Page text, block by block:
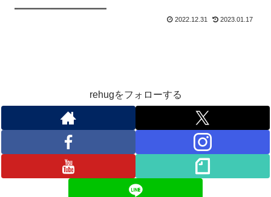
2022.12.31 2023.01.17
rehugをフォローする